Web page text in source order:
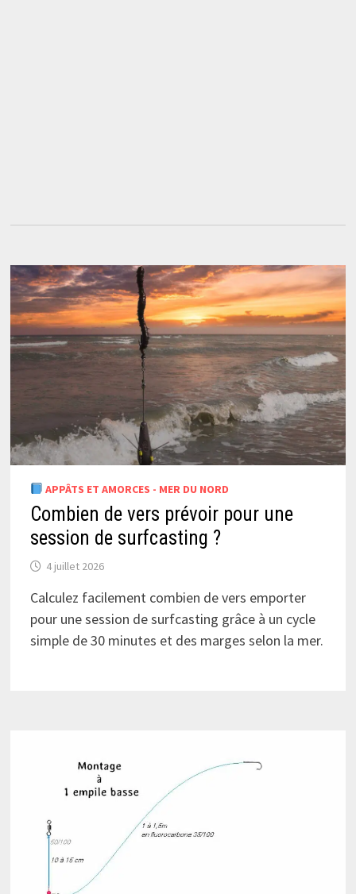
APPÂTS ET AMORCES - MER DU NORD
Combien de vers prévoir pour une
session de surfcasting ?
4 juillet 2026
Calculez facilement combien de vers emporter
pour une session de surfcasting grâce à un cycle
simple de 30 minutes et des marges selon la mer.